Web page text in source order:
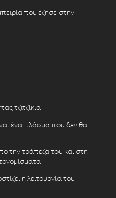
που έζησε στην
τζιτζίκια
ένα πλάσμα που δεν θα
την τράπεζά του και στη
η λειτουργία του